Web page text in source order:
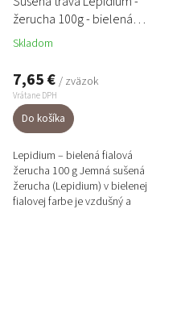
žerucha 100g - bielená
fialová
Skladom
7,65 € / zväzok
Vrátane DPH
Do košíka
Lepidium – bielená fialová
žerucha 100 g Jemná sušená
žerucha (Lepidium) v bielenej
fialovej farbe je vzdušný a